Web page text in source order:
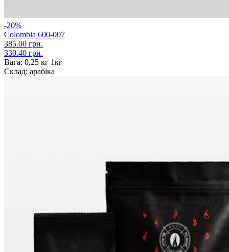
-20%
Colombia 600-007
385.00 грн.
330.40 грн.
Вага: 0,25 кг 1кг
Склад: арабіка